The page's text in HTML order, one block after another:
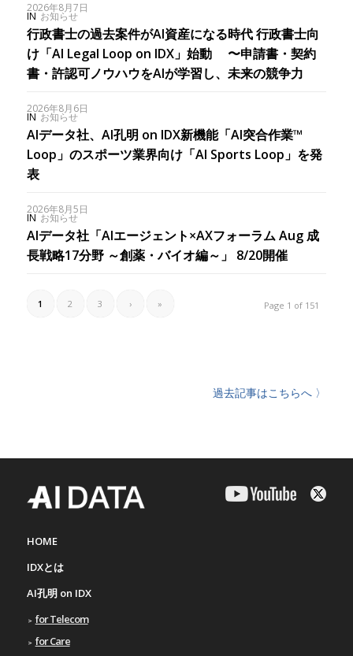
2026年8月7日
IN お知らせ
行政書士の過去案件がAI資産になる時代 行政書士向
け「AI Legal Loop on IDX」始動 〜申請書・契約
書・許認可ノウハウをAIが学習し、未来の競争力
2026年8月6日
IN お知らせ
AIデータ社、AI孔明 on IDX新機能「AI突合作業™︎
Loop」のスポーツ業界向け「AI Sports Loop」を発
表
2026年8月5日
IN お知らせ
AIデータ社「AIエージェント×AXフォーラム Aug 成
長戦略17分野 ～創薬・バイオ編～」 8/20開催
Page 1 of 151
1 2 3 › »
過去記事はこちらへ 〉
HOME
IDXとは
AI孔明 on IDX
for Telecom
for Care